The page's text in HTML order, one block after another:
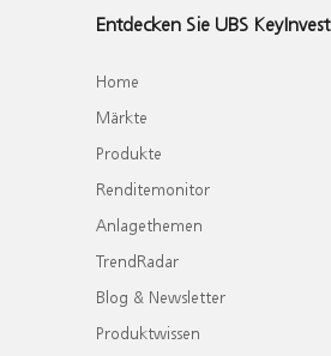
Entdecken Sie UBS KeyInvest
Home
Märkte
Produkte
Renditemonitor
Anlagethemen
TrendRadar
Blog & Newsletter
Produktwissen